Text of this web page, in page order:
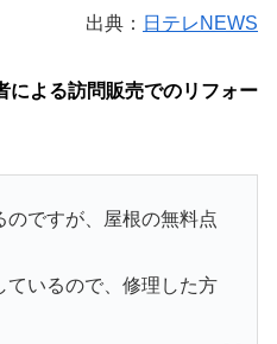
出典： 日テレNEWS
による訪問販売でのリフォー
のですが、屋根の無料点
ているので、修理した方